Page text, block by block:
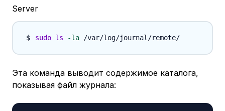
Server
sudo ls -la
Эта команда выводит содержимое каталога,
показывая файл журнала: